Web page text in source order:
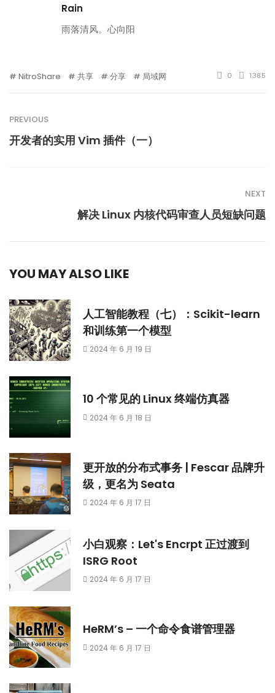
Rain
雨落清风。心向阳
NitroShare 共享 分享 局域网 0 1385
PREVIOUS
开发者的实用 Vim 插件（一）
NEXT
解决 Linux 内核代码审查人员短缺问题
YOU MAY ALSO LIKE
人工智能教程（七）：Scikit-learn
和训练第一个模型
2024 年 6 月 19 日
10 个常见的 Linux 终端仿真器
2024 年 6 月 18 日
更开放的分布式事务 | Fescar 品牌升
级，更名为 Seata
2024 年 6 月 17 日
小白观察：Let's Encrpt 正过渡到
ISRG Root
2024 年 6 月 17 日
HeRM’s – 一个命令食谱管理器
2024 年 6 月 17 日